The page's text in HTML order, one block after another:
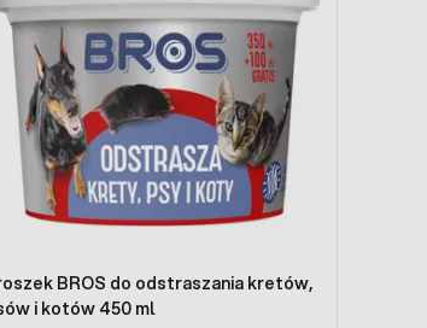
BROS do odstraszania kretów,
i kotów 450 ml